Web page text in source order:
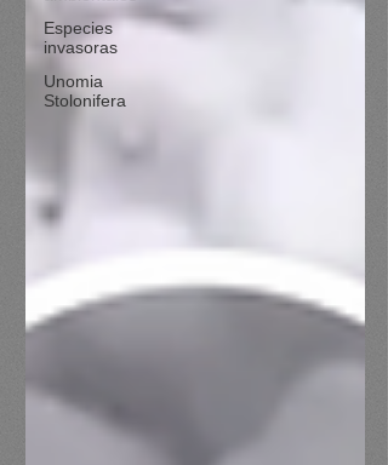
Especies
invasoras
Unomia
Stolonifera